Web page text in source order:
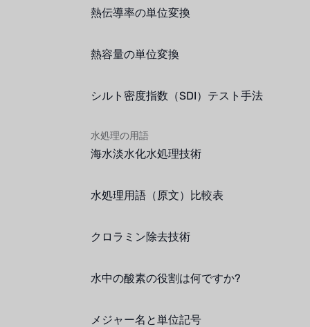
熱伝導率の単位変換
熱容量の単位変換
シルト密度指数（SDI）テスト手法
水処理の用語
海水淡水化水処理技術
水処理用語（原文）比較表
クロラミン除去技術
水中の酸素の役割は何ですか?
メジャー名と単位記号